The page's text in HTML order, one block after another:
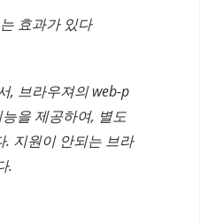
효과가 있다
, 브라우져의 web-p
을 제공하여, 별도
. 지원이 안되는 브라
.